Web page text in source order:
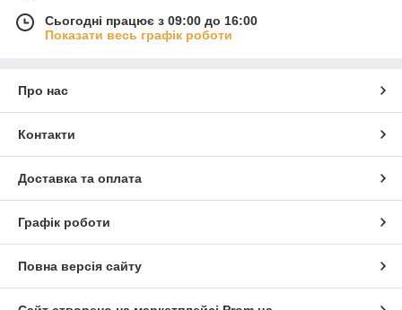
Сьогодні працює з 09:00 до 16:00
Показати весь графік роботи
Про нас
Контакти
Доставка та оплата
Графік роботи
Повна версія сайту